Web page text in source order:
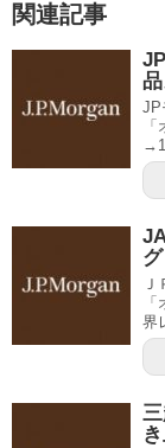
関連記事
JP
界